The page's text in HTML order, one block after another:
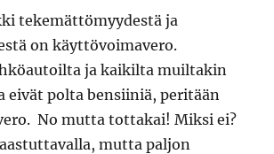
tekemättömyydestä ja
on käyttövoimavero.
ja kaikilta muiltakin
eivät polta bensiiniä, peritään
No mutta tottakai! Miksi ei?
mutta paljon